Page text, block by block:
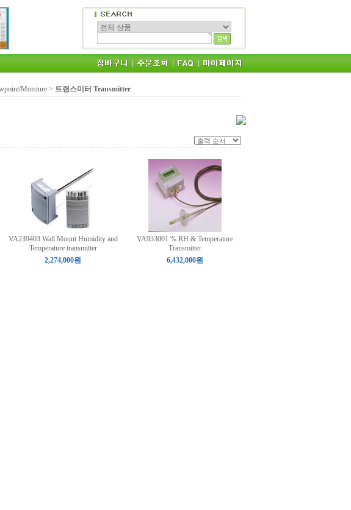
Moisture > 트랜스미터 Transmitter
VA239403 Wall Mount Humidity and
Temperature transmitter
2,274,000원
VA933001 % RH & Temperature
Transmitter
6,432,000원